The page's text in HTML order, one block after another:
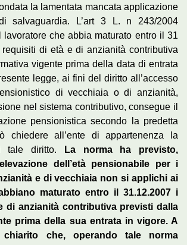
la lamentata mancata applicazione
salvaguardia. L’art 3 L. n 243/2004
che abbia maturato entro il 31
di età e di anzianità contributiva
vigente prima della data di entrata
legge, ai fini del diritto all’accesso
di vecchiaia o di anzianità,
nel sistema contributivo, consegue il
pensionistica secondo la predetta
chiedere all’ente di appartenenza la
tale diritto.
La norma ha previsto,
dell’età pensionabile per i
e di vecchiaia non si applichi ai
maturato entro il 31.12.2007 i
di anzianità contributiva previsti dalla
prima della sua entrata in vigore. A
che, operando tale norma